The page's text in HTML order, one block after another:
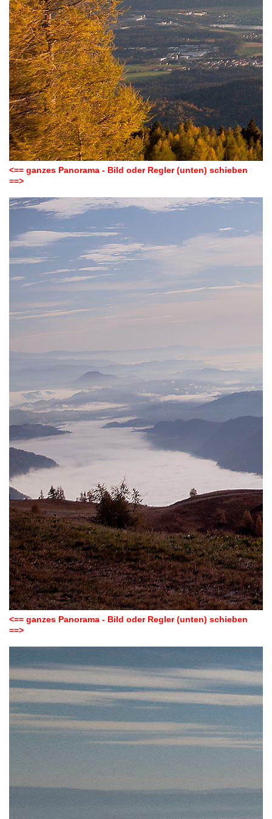
<== ganzes Panorama - Bild oder Regler (unten) schieben
==>
<== ganzes Panorama - Bild oder Regler (unten) schieben
==>